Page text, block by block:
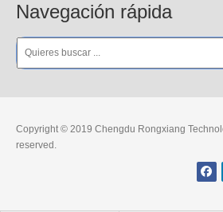
Navegación rápida
Copyright © 2019 Chengdu Rongxiang
reserved.